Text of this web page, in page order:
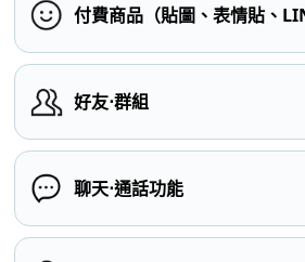
付費商品（貼圖、表情貼、
好友⋅群組
聊天⋅通話功能